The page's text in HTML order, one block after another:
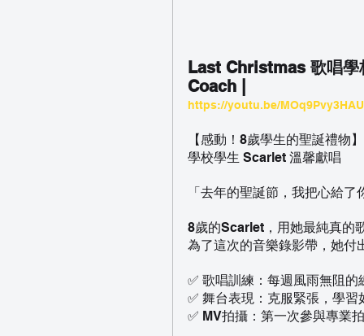
Last Christmas 歌唱學
Coach |
https://youtu.be/MOq9Pvy3HAU
【感動！8歲學生的聖誕禮
學校學生 Scarlet 溫馨獻唱
「去年的聖誕節，我把心給了
8歲的Scarlet，用她最純真的
為了這次的音樂錄影帶，她付
✅ 歌唱訓練：每週風雨無阻
✅ 舞台表現：克服緊張，學
✅ MV拍攝：第一次參與專業